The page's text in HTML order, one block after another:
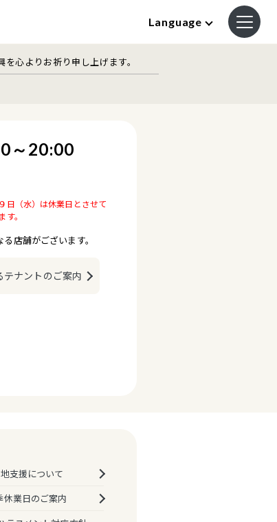
Language
心よりお祈り申し上げます。
～20:00
日（水）は休業日とさせて
す。
店舗がございます。
テナントのご案内
支援について
休業日のご案内